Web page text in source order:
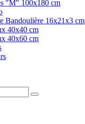
"M" 100x180 cm
Bandoulière 16x21x3 cm
40x40 cm
40x60 cm